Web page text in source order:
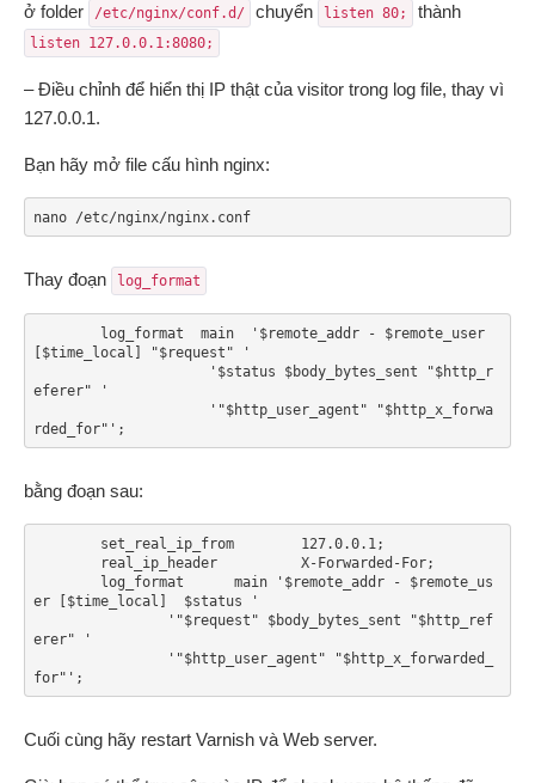
ở folder /etc/nginx/conf.d/ chuyển listen 80; thành
listen 127.0.0.1:8080;
– Điều chỉnh để hiển thị IP thật của visitor trong log file, thay vì
127.0.0.1.
Bạn hãy mở file cấu hình nginx:
nano /etc/nginx/nginx.conf
Thay đoạn log_format
[$time_local] "$request" '
eferer" '
bằng đoạn sau:
er [$time_local]  $status '
erer" '
Cuối cùng hãy restart Varnish và Web server.